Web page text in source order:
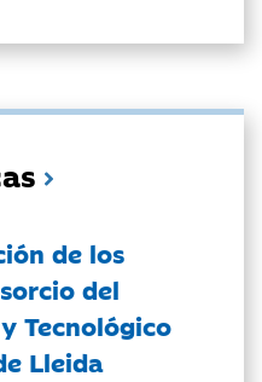
de los
del
Tecnológico
Lleida